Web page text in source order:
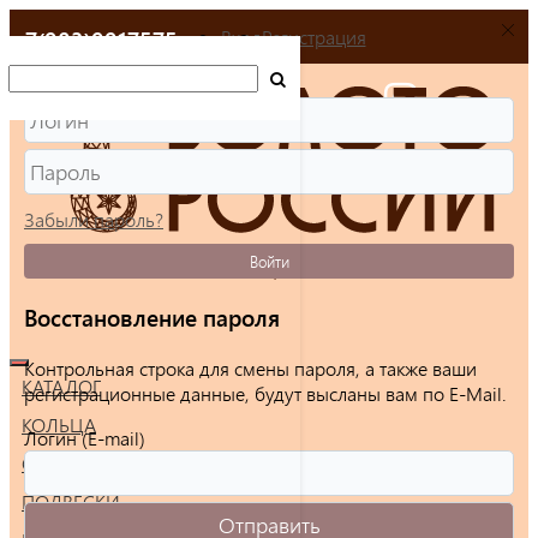
+7(903)9917575
КАТАЛОГ
КОЛЬЦА
СЕРЬГИ
ПОДВЕСКИ
ВходРегистрация
Забыли пароль?
Войти
Восстановление пароля
Контрольная строка для смены пароля, а также ваши
регистрационные данные, будут высланы вам по E-Mail.
Логин (E-mail)